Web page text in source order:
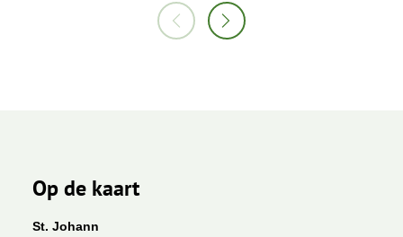
Op de kaart
St. Johann